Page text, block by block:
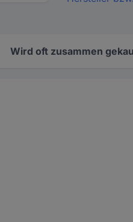
Wird oft zusammen